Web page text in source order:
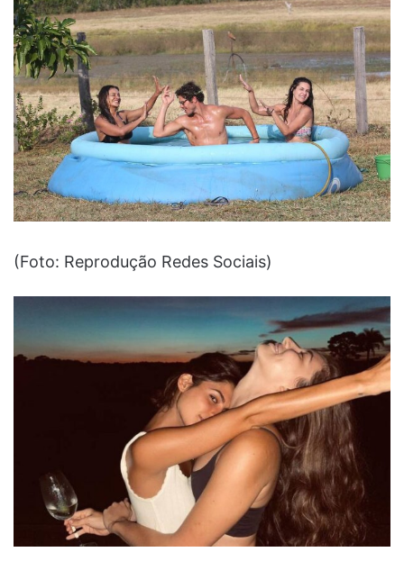
(Foto: Reprodução Redes Sociais)